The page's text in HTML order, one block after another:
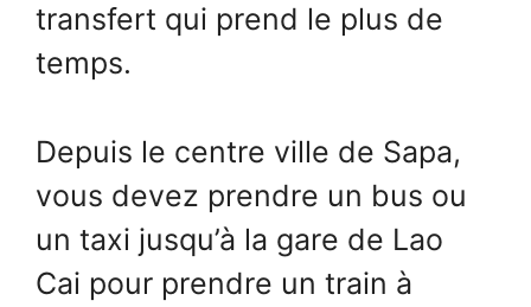
transfert qui prend le plus de
temps.
Depuis le centre ville de Sapa,
vous devez prendre un bus ou
un taxi jusqu’à la gare de Lao
Cai pour prendre un train à